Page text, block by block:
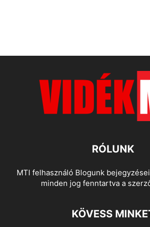
RÓLUNK
MTI felhasználó Blogunk
minden jog fenntartva a
KÖVESS